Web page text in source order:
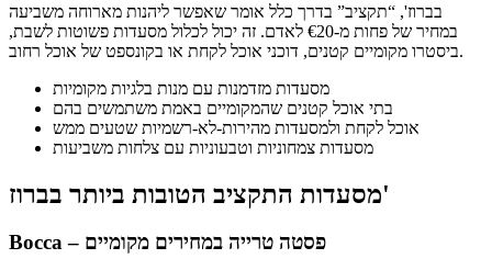
בברוז', “תקציב” בדרך כלל אומר שאפשר ליהנות מארוחה משביעה
במחיר של פחות מ-€20 לאדם. זה יכול לכלול מסעדות פשוטות לשבת,
ביסטרו מקומיים קטנים, דוכני אוכל לקחת או בקונספט של אוכל רחוב.
מסעדות מזדמנות עם מנות בלגיות מקומיות
בתי אוכל קטנים שהמקומיים באמת משתמשים בהם
אוכל לקחת ולמסעדות מהירות-לא-רשמיות שטעים ממש
מסעדות צמחוניות וטבעוניות עם צלחות משביעות
מסעדות התקציב הטובות ביותר בברוז'
Bocca – פסטה טרייה במחירים מקומיים